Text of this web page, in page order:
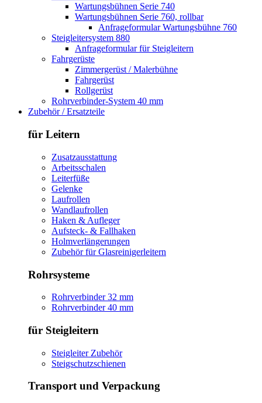
Wartungsbühnen Serie 740
Wartungsbühnen Serie 760, rollbar
Anfrageformular Wartungsbühne 760
Steigleitersystem 880
Anfrageformular für Steigleitern
Fahrgerüste
Zimmergerüst / Malerbühne
Fahrgerüst
Rollgerüst
Rohrverbinder-System 40 mm
Zubehör / Ersatzteile
für Leitern
Zusatzausstattung
Arbeitsschalen
Leiterfüße
Gelenke
Laufrollen
Wandlaufrollen
Haken & Aufleger
Aufsteck- & Fallhaken
Holmverlängerungen
Zubehör für Glasreinigerleitern
Rohrsysteme
Rohrverbinder 32 mm
Rohrverbinder 40 mm
für Steigleitern
Steigleiter Zubehör
Steigschutzschienen
Transport und Verpackung